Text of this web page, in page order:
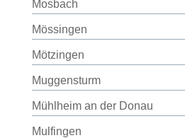
Mosbach
Mössingen
Mötzingen
Muggensturm
Mühlheim an der Donau
Mulfingen